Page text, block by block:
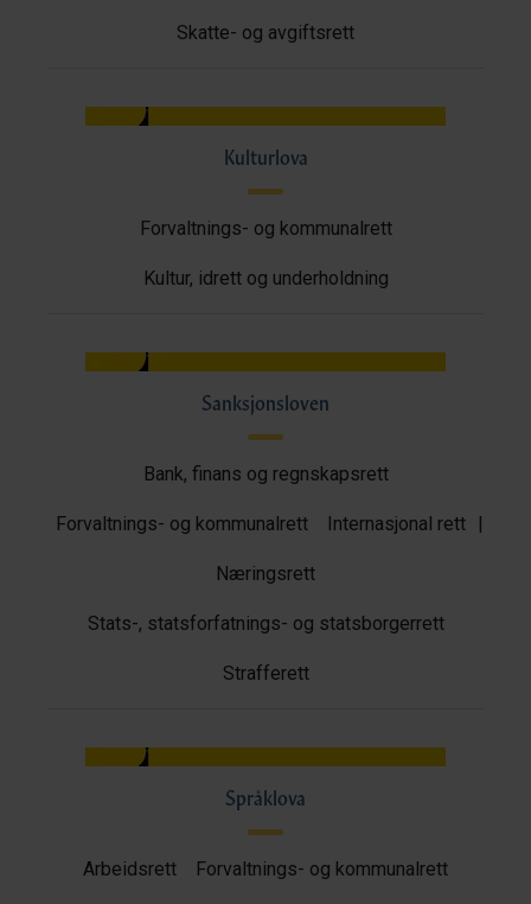
Skatte- og avgiftsrett
Kulturlova
Forvaltnings- og kommunalrett
Kultur, idrett og underholdning
Sanksjonsloven
Bank, finans og regnskapsrett
Forvaltnings- og kommunalrett Internasjonal rett |
Næringsrett
Stats-, statsforfatnings- og statsborgerrett
Strafferett
Språklova
Arbeidsrett Forvaltnings- og kommunalrett